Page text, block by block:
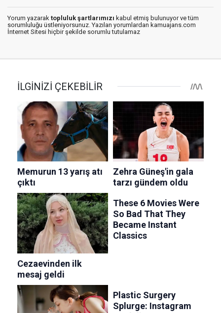
Yorum yazarak topluluk şartlarımızı kabul etmiş bulunuyor ve tüm
sorumluluğu üstleniyorsunuz. Yazılan yorumlardan kamuajans.com
İnternet Sitesi hiçbir şekilde sorumlu tutulamaz